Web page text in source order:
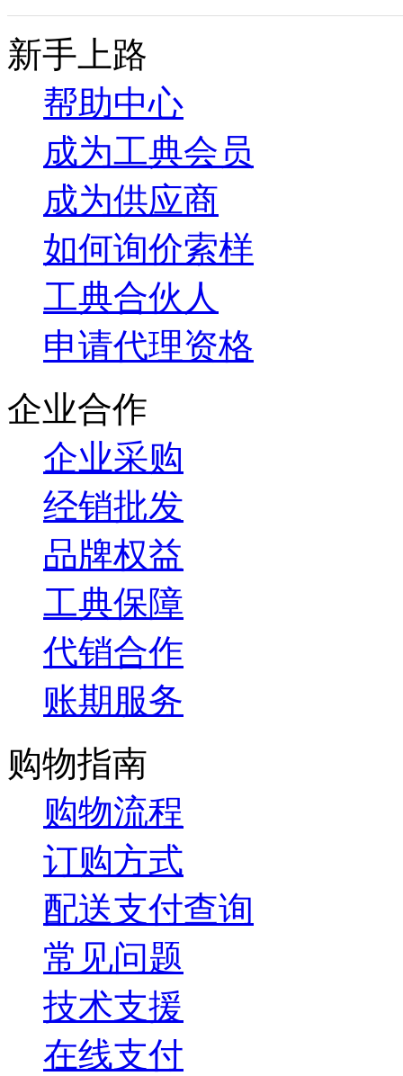
新手上路
帮助中心
成为工典会员
成为供应商
如何询价索样
工典合伙人
申请代理资格
企业合作
企业采购
经销批发
品牌权益
工典保障
代销合作
账期服务
购物指南
购物流程
订购方式
配送支付查询
常见问题
技术支援
在线支付